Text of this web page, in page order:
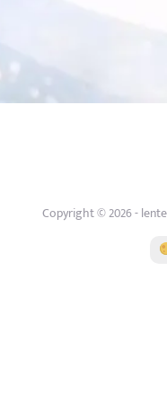
Copyright © 2026 -